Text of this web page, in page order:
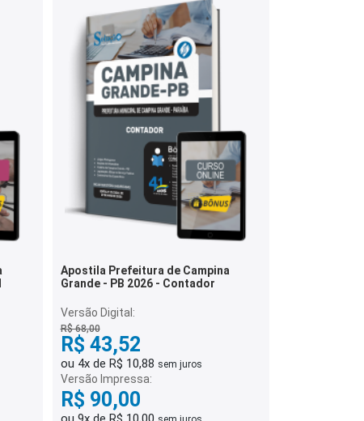
Apostila Prefeitura de Campina
Grande - PB 2026 - Contador
Versão Digital:
R$ 68,00
R$ 43,52
ou 4x de R$ 10,88 sem juros
Versão Impressa:
R$ 90,00